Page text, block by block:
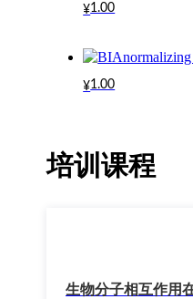
¥1.00
¥1.00
培训课程
生物分子相互作用